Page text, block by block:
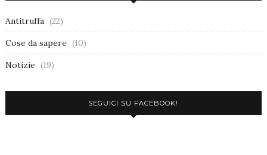
Antitruffa (22)
Cose da sapere (10)
Notizie (19)
SEGUICI SU FACEBOOK!